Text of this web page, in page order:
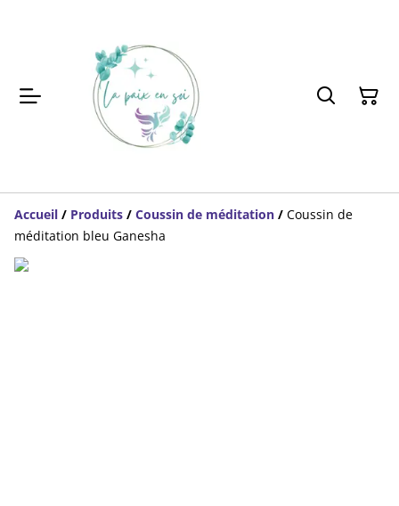
Accueil / Produits / Coussin de méditation / Coussin de
méditation bleu Ganesha